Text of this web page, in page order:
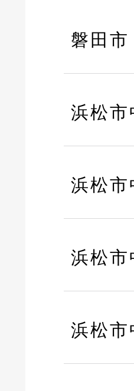
磐田市
浜松市
浜松市
浜松市
浜松